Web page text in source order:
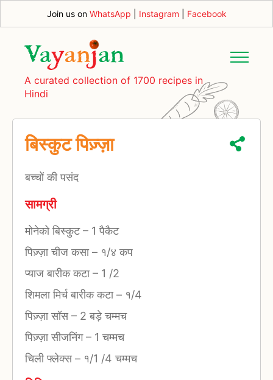
Join us on WhatsApp Instagram Facebook
A curated collection of 1700 recipes in
Hindi
बिस्कुट पिज़्ज़ा
बच्चों की पसंद
सामग्री
मोनेको बिस्कुट– 1 पैकैट
पिज़्ज़ा चीज कसा– १/४ कप
प्याज बारीक कटा– 1 /2
शिमला मिर्च बारीक कटा– १/4
पिज़्ज़ा सॉस– 2 बड़े चम्मच
पिज़्ज़ा सीजनिंग– 1 चम्मच
चिली फ्लेक्स– १/1 /4 चम्मच